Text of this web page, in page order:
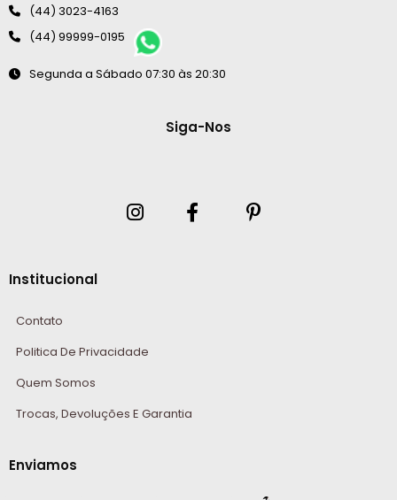
(44) 3023-4163
(44) 99999-0195
Segunda a Sábado 07:30 às 20:30
Siga-Nos
Institucional
Contato
Politica De Privacidade
Quem Somos
Trocas, Devoluções E Garantia
Enviamos